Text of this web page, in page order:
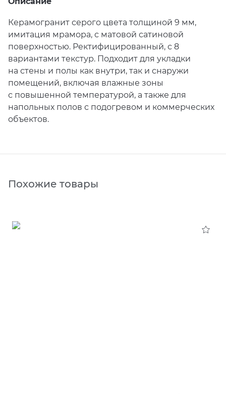
Керамогранит серого цвета толщиной 9 мм,
имитация мрамора, с матовой сатиновой
поверхностью. Ректифицированный, с 8
вариантами текстур. Подходит для укладки
на стены и полы как внутри, так и снаружи
помещений, включая влажные зоны
с повышенной температурой, а также для
напольных полов с подогревом и коммерческих
объектов.
Похожие товары